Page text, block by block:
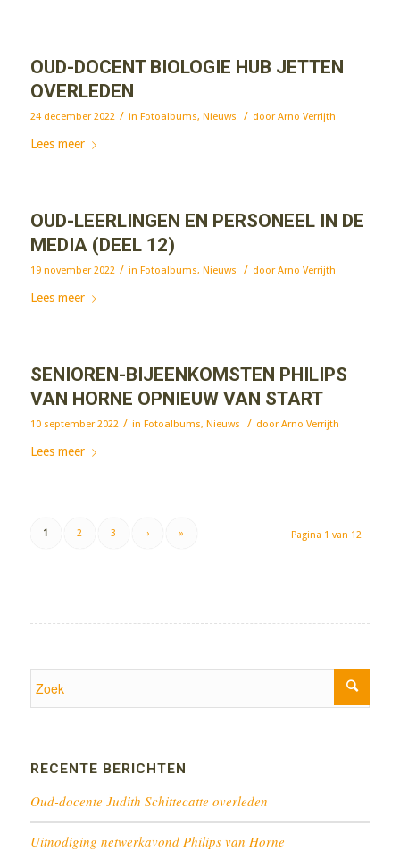
OUD-DOCENT BIOLOGIE HUB JETTEN
OVERLEDEN
24 december 2022 / in Fotoalbums, Nieuws / doorArno Verrijth
Lees meer
OUD-LEERLINGEN EN PERSONEEL IN DE
MEDIA (DEEL 12)
19 november 2022 / in Fotoalbums, Nieuws / doorArno Verrijth
Lees meer
SENIOREN-BIJEENKOMSTEN PHILIPS
VAN HORNE OPNIEUW VAN START
10 september 2022 / in Fotoalbums, Nieuws / doorArno Verrijth
Lees meer
Pagina 1 van 12
1 2 3 › »
RECENTE BERICHTEN
Oud-docente Judith Schittecatte overleden
Uitnodiging netwerkavond Philips van Horne